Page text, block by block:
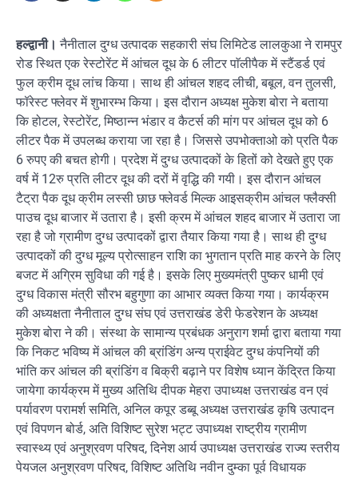
हल्द्वानी। नैनीताल दुग्ध उत्पादक सहकारी संघ लिमिटेड लालकुआ ने रामपुर
रोड स्थित एक रेस्टोरेंट में आंचल दूध के 6 लीटर पाॅलीपैक में स्टैंडर्ड एवं
फुल क्रीम दूध लांच किया। साथ ही आंचल शहद लीची, बबूल, वन तुलसी,
फॉरेस्ट फ्लेवर में शुभारम्भ किया। इस दौरान अध्यक्ष मुकेश बोरा ने बताया
कि होटल, रेस्टोरेंट, मिष्ठान्न भंडार व कैटर्स की मांग पर आंचल दूध को 6
लीटर पैक में उपलब्ध कराया जा रहा है। जिससे उपभोक्ताओ को प्रति पैक
6 रुपए की बचत होगी। प्रदेश में दुग्ध उत्पादकों के हितों को देखते हुए एक
वर्ष में 12रु प्रति लीटर दूध की दरों में वृद्धि की गयी। इस दौरान आंचल
टैट्रा पैक दूध क्रीम लस्सी छाछ फ्लेवर्ड मिल्क आइसक्रीम आंचल फ्लैक्सी
पाउच दूध बाजार में उतारा है। इसी क्रम में आंचल शहद बाजार में उतारा जा
रहा है जो ग्रामीण दुग्ध उत्पादकों द्वारा तैयार किया गया है। साथ ही दुग्ध
उत्पादकों की दुग्ध मूल्य प्रोत्साहन राशि का भुगतान प्रति माह करने के लिए
बजट में अग्रिम सुविधा की गई है। इसके लिए मुख्यमंत्री पुष्कर धामी एवं
दुग्ध विकास मंत्री सौरभ बहुगुणा का आभार व्यक्त किया गया। कार्यक्रम
की अध्यक्षता नैनीताल दुग्ध संघ एवं उत्तराखंड डेरी फेडरेशन के अध्यक्ष
मुकेश बोरा ने की। संस्था के सामान्य प्रबंधक अनुराग शर्मा द्वारा बताया गया
कि निकट भविष्य में आंचल की ब्रांडिंग अन्य प्राईवेट दुग्ध कंपनियों की
भांति कर आंचल की ब्रांडिंग व बिक्री बढ़ाने पर विशेष ध्यान केंद्रित किया
जायेगा कार्यक्रम में मुख्य अतिथि दीपक मेहरा उपाध्यक्ष उत्तराखंड वन एवं
पर्यावरण परामर्श समिति, अनिल कपूर डब्बू अध्यक्ष उत्तराखंड कृषि उत्पादन
एवं विपणन बोर्ड, अति विशिष्ट सुरेश भट्ट उपाध्यक्ष राष्ट्रीय ग्रामीण
स्वास्थ्य एवं अनुश्रवण परिषद, दिनेश आर्य उपाध्यक्ष उत्तराखंड राज्य स्तरीय
पेयजल अनुश्रवण परिषद, विशिष्ट अतिथि नवीन दुम्का पूर्व विधायक